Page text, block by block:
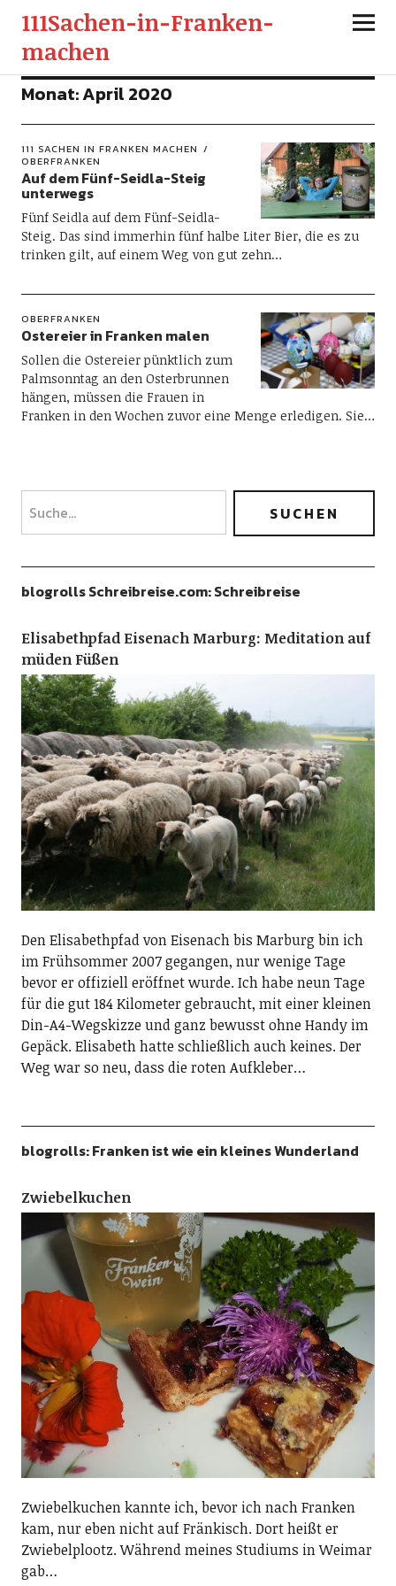
111Sachen-in-Franken-
machen
Monat:April 2020
111 SACHEN IN FRANKEN MACHEN
OBERFRANKEN
Auf dem Fünf-Seidla-Steig
unterwegs
Fünf Seidla auf dem Fünf-Seidla-
Steig. Das sind immerhin fünf halbe Liter Bier, die es zu
trinken gilt, auf einem Weg von gut zehn…
OBERFRANKEN
Ostereier in Franken malen
Sollen die Ostereier pünktlich zum
Palmsonntag an den Osterbrunnen
hängen, müssen die Frauen in
Franken in den Wochen zuvor eine Menge erledigen. Sie…
blogrolls Schreibreise.com: Schreibreise
Elisabethpfad Eisenach Marburg: Meditation auf
müden Füßen
Den Elisabethpfad von Eisenach bis Marburg bin ich
im Frühsommer 2007 gegangen, nur wenige Tage
bevor er offiziell eröffnet wurde. Ich habe neun Tage
für die gut 184 Kilometer gebraucht, mit einer kleinen
Din-A4-Wegskizze und ganz bewusst ohne Handy im
Gepäck. Elisabeth hatte schließlich auch keines. Der
Weg war so neu, dass die roten Aufkleber…
blogrolls: Franken ist wie ein kleines Wunderland
Zwiebelkuchen
Zwiebelkuchen kannte ich, bevor ich nach Franken
kam, nur eben nicht auf Fränkisch. Dort heißt er
Zwiebelplootz. Während meines Studiums in Weimar
gab…